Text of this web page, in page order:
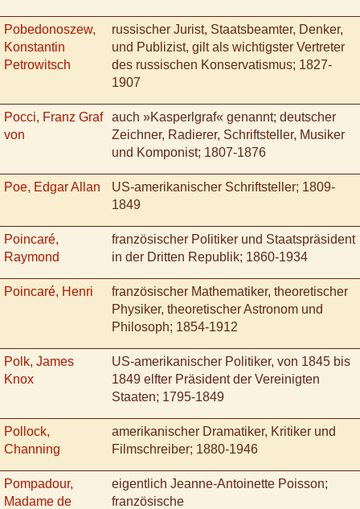
Pobedonoszew,
Konstantin
Petrowitsch
russischer Jurist, Staatsbeamter, Denker,
und Publizist, gilt als wichtigster Vertreter
des russischen Konservatismus; 1827-
1907
Pocci, Franz Graf
von
auch »Kasperlgraf« genannt; deutscher
Zeichner, Radierer, Schriftsteller, Musiker
und Komponist; 1807-1876
Poe, Edgar Allan
US-amerikanischer Schriftsteller; 1809-
1849
Poincaré,
Raymond
französischer Politiker und Staatspräsident
in der Dritten Republik; 1860-1934
Poincaré, Henri
französischer Mathematiker, theoretischer
Physiker, theoretischer Astronom und
Philosoph; 1854-1912
Polk, James
Knox
US-amerikanischer Politiker, von 1845 bis
1849 elfter Präsident der Vereinigten
Staaten; 1795-1849
Pollock,
Channing
amerikanischer Dramatiker, Kritiker und
Filmschreiber; 1880-1946
Pompadour,
Madame de
eigentlich Jeanne-Antoinette Poisson;
französische